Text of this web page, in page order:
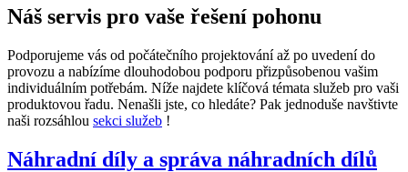
Náš servis pro vaše řešení pohonu
Podporujeme vás od počátečního projektování až po uvedení do
provozu a nabízíme dlouhodobou podporu přizpůsobenou vašim
individuálním potřebám. Níže najdete klíčová témata služeb pro vaši
produktovou řadu. Nenašli jste, co hledáte? Pak jednoduše navštivte
naši rozsáhlou sekci služeb !
Náhradní díly a správa náhradních dílů